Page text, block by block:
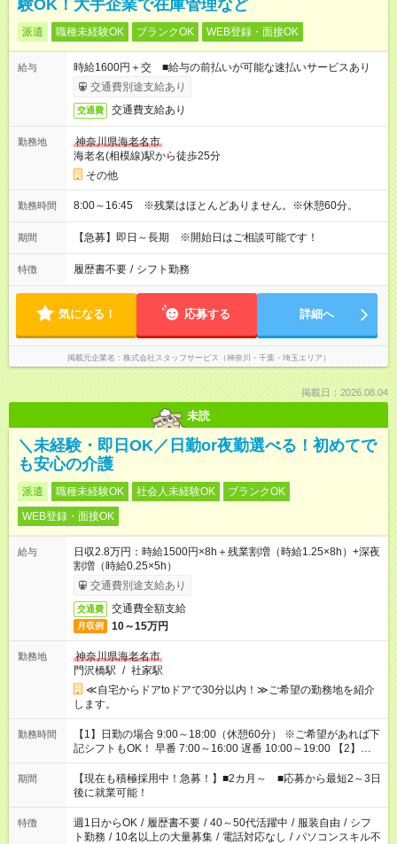
験OK！大手企業で在庫管理など
派遣 職種未経験OK ブランクOK WEB登録・面接OK
給与
時給1600円＋交 ■給与の前払いが可能な速払いサービスあり
交通費別途支給あり
交通費 交通費支給あり
勤務地
神奈川県海老名市
海老名(相模線)駅から徒歩25分
その他
勤務時間 8:00～16:45 ※残業はほとんどありません。※休憩60分。
期間 【急募】即日～長期 ※開始日はご相談可能です！
特徴 履歴書不要 / シフト勤務
気になる！ 応募する 詳細へ
掲載元企業名 株式会社スタッフサービス（神奈川・千葉・埼玉エリア）
掲載日：2026.08.04
未読
＼未経験・即日OK／日勤or夜勤選べる！初めてで
も安心の介護
派遣 職種未経験OK 社会人未経験OK
ブランクOK
WEB登録・面接OK
給与
日収2.8万円：時給1500円×8h＋残業割増（時給1.25×8h）+深夜
割増（時給0.25×5h）
交通費別途支給あり
交通費 交通費全額支給
月収例 10～15万円
勤務地
神奈川県海老名市
門沢橋駅 / 社家駅
≪自宅からドアtoドアで30分以内！≫ご希望の勤務地を紹介
します。
勤務時間
【1】日勤の場合 9:00～18:00（休憩60分） ※ご希望があれば下
記シフトもOK！ 早番 7:00～16:00 遅番 10:00～19:00 【2】夜
勤の場合 16:30～翌9:30 16:30～翌10:30など ※Wワーク希望の
方へ 今ご覧のお仕事で希望する勤務時間と、もう1つのお仕事の
勤務時間。 合計で週40時間を超える場合は応募できません。
期間
【現在も積極採用中！急募！】■2カ月～ ■応募から最短2～3日
後に就業可能！
特徴 週1日からOK / 履歴書不要 / 40～50代活躍中 / 服装自由 / シフ
ト勤務 / 10名以上の大量募集 / 電話対応なし / パソコンスキル不